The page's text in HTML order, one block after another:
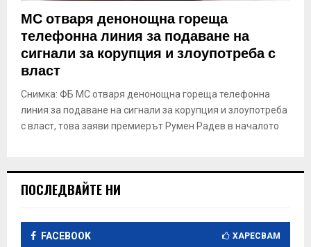
N
МС отваря денонощна гореща
телефонна линия за подаване на
сигнали за корупция и злоупотреба с
власт
Снимка: ФБ МС отваря денонощна гореща телефонна
линия за подаване на сигнали за корупция и злоупотреба
с власт, това заяви премиерът Румен Радев в началото
ПОСЛЕДВАЙТЕ НИ
FACEBOOK ХАРЕСВАМ